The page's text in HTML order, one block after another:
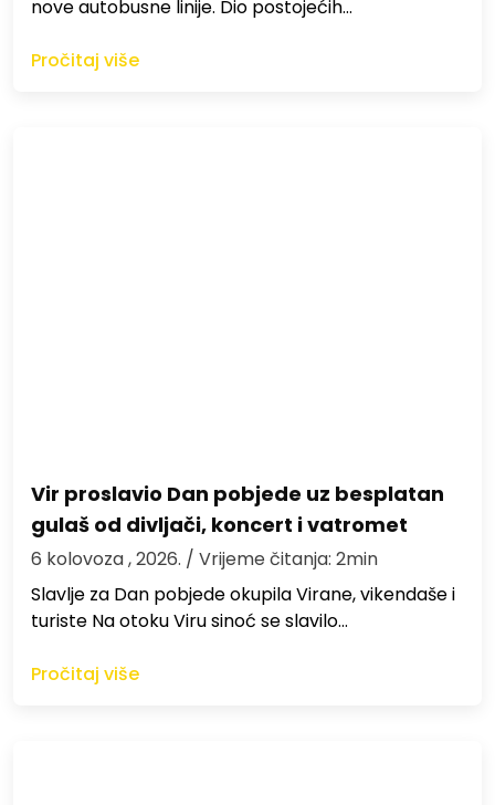
nove autobusne linije. Dio postojećih…
Pročitaj više
Vir proslavio Dan pobjede uz besplatan
gulaš od divljači, koncert i vatromet
6 kolovoza , 2026. / Vrijeme čitanja: 2min
Slavlje za Dan pobjede okupila Virane, vikendaše i
turiste Na otoku Viru sinoć se slavilo…
Pročitaj više